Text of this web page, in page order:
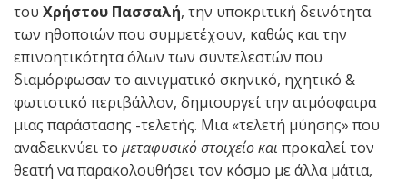
του Χρήστου Πασσαλή, την υποκριτική δεινότητα
των ηθοποιών που συμμετέχουν, καθώς και την
επινοητικότητα όλων των συντελεστών που
διαμόρφωσαν το αινιγματικό σκηνικό, ηχητικό &
φωτιστικό περιβάλλον, δημιουργεί την ατμόσφαιρα
μιας παράστασης -τελετής. Μια «τελετή μύησης» που
αναδεικνύει το μεταφυσικό στοιχείο και προκαλεί τον
θεατή να παρακολουθήσει τον κόσμο με άλλα μάτια,